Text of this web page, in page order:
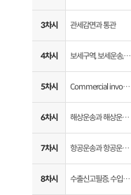
3차시 관세감면과 통관
4차시 보세구역, 보세운송, 통관
5차시 Commercial invoice, packing list, 원산지 증명서
6차시 해상운송과 해상운송장
7차시 항공운송과 항공운송장
8차시 수출신고필증, 수입신고필증